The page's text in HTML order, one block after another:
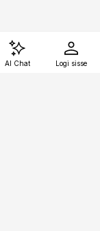
AI Chat Logi sisse